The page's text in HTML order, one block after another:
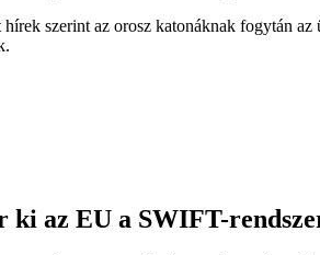
szerint az orosz katonáknak fogytán
ki az EU a SWIFT-